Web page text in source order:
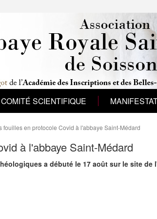
COMITÉ SCIENTIFIQUE
fouilles en protocole Covid à l'abbaye Saint-Médard
à l'abbaye Saint-Médard
a débuté le 17 août sur le site de